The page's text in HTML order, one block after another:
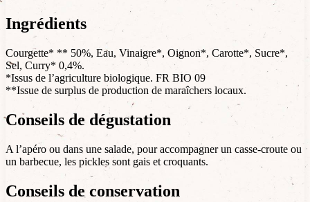
Ingrédients
Courgette* ** 50%, Eau, Vinaigre*, Oignon*, Carotte*, Sucre*,
Sel, Curry* 0,4%.
*Issus de l’agriculture biologique. FR BIO 09
**Issue de surplus de production de maraîchers locaux.
Conseils de dégustation
A l’apéro ou dans une salade, pour accompagner un casse-croute ou
un barbecue, les pickles sont gais et croquants.
Conseils de conservation